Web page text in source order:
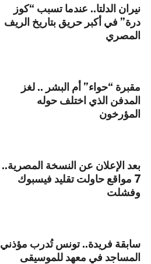
نيران الدلتا.. عندما تسبب “كوز
درة” في أكبر حريق بتاريخ الريف
المصري
مقبرة “حواء” أم البشر .. لغز
المدفن الذي اختلف حوله
المؤرخون
بعد الإعلان عن النسخة المصرية..
7 مواقع حاولت تقليد فيسبوك
وفشلت
سابقة فريدة.. تونس تُدرب مؤذني
المساجد في معهد للموسيقى